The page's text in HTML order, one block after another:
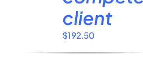
client
$192.50